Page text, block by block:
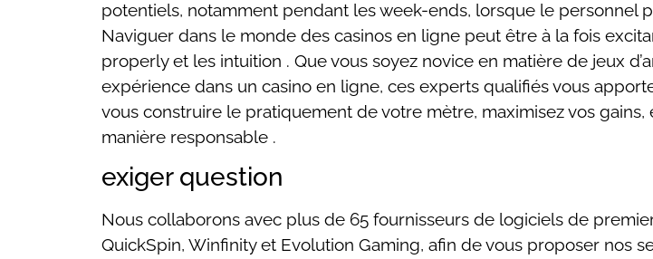
potentiels, notamment pendant les week-ends, lorsque le personnel
Naviguer dans le monde des casinos en ligne peut être à la fois
properly et les intuition . Que vous soyez novice en matière de jeux
expérience dans un casino en ligne, ces experts qualifiés vous
vous construire le pratiquement de votre mètre, maximisez vos
manière responsable .
exiger question
Nous collaborons avec plus de 65 fournisseurs de logiciels de
QuickSpin, Winfinity et Evolution Gaming, afin de vous proposer nos